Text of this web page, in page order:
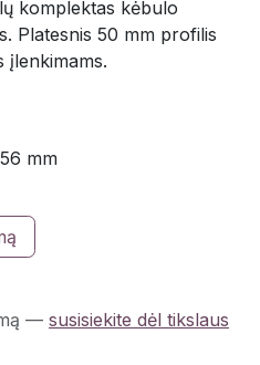
komplektas kėbulo
Platesnis 50 mm profilis
įlenkimams.
mm
— susisiekite dėl tikslaus